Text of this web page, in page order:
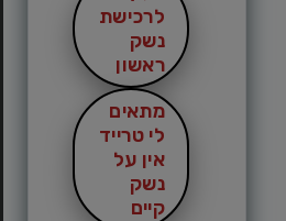
לרכישת
נשק
ראשון
מתאים
לי טרייד
אין על
נשק
קיים